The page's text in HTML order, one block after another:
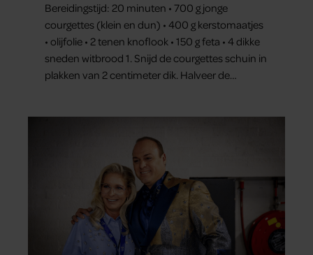
Bereidingstijd: 20 minuten • 700 g jonge
courgettes (klein en dun) • 400 g kerstomaatjes
• olijfolie • 2 tenen knoflook • 150 g feta • 4 dikke
sneden witbrood 1. Snijd de courgettes schuin in
plakken van 2 centimeter dik. Halveer de